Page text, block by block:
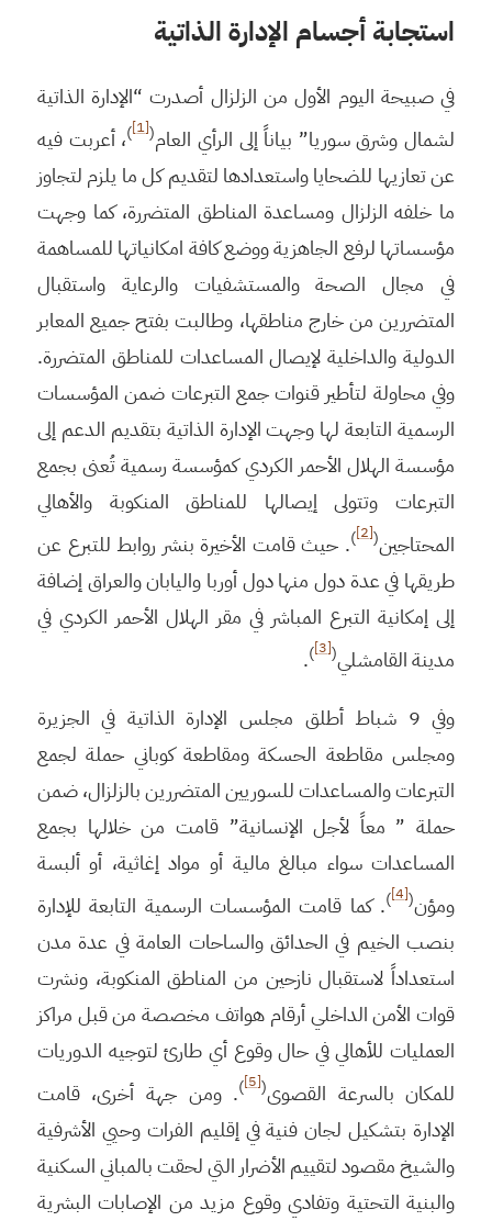
استجابة أجسام الإدارة الذاتية
في صبيحة اليوم الأول من الزلزال أصدرت “الإدارة الذاتية
لشمال وشرق سوريا” بياناً إلى الرأي العام(
[1]
)، أعربت فيه
عن تعازيها للضحايا واستعدادها لتقديم كل ما يلزم لتجاوز
ما خلفه الزلزال ومساعدة المناطق المتضررة، كما وجهت
مؤسساتها لرفع الجاهزية ووضع كافة امكانياتها للمساهمة
في مجال الصحة والمستشفيات والرعاية واستقبال
المتضررين من خارج مناطقها، وطالبت بفتح جميع المعابر
الدولية والداخلية لإيصال المساعدات للمناطق المتضررة.
وفي محاولة لتأطير قنوات جمع التبرعات ضمن المؤسسات
الرسمية التابعة لها وجهت الإدارة الذاتية بتقديم الدعم إلى
مؤسسة الهلال الأحمر الكردي كمؤسسة رسمية تُعنى بجمع
التبرعات وتتولى إيصالها للمناطق المنكوبة والأهالي
المحتاجين(
[2]
). حيث قامت الأخيرة بنشر روابط للتبرع عن
طريقها في عدة دول منها دول أوربا واليابان والعراق إضافة
إلى إمكانية التبرع المباشر في مقر الهلال الأحمر الكردي في
مدينة القامشلي(
[3]
)
.
وفي 9 شباط أطلق مجلس الإدارة الذاتية في الجزيرة
ومجلس مقاطعة الحسكة ومقاطعة كوباني حملة لجمع
التبرعات والمساعدات للسوريين المتضررين بالزلزال، ضمن
حملة ” معاً لأجل الإنسانية” قامت من خلالها بجمع
المساعدات سواء مبالغ مالية أو مواد إغاثية، أو ألبسة
ومؤن(
[4]
). كما قامت المؤسسات الرسمية التابعة للإدارة
بنصب الخيم في الحدائق والساحات العامة في عدة مدن
استعداداً لاستقبال نازحين من المناطق المنكوبة، ونشرت
قوات الأمن الداخلي أرقام هواتف مخصصة من قبل مراكز
العمليات للأهالي في حال وقوع أي طارئ لتوجيه الدوريات
للمكان بالسرعة القصوى(
[5]
). ومن جهة أخرى، قامت
الإدارة بتشكيل لجان فنية في إقليم الفرات وحيي الأشرفية
والشيخ مقصود لتقييم الأضرار التي لحقت بالمباني السكنية
والبنية التحتية وتفادي وقوع مزيد من الإصابات البشرية